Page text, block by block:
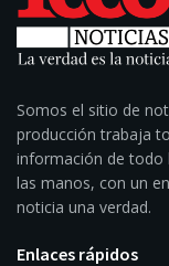
Somos el sitio de
producción trabaja
información de todo
las manos, con un
noticia una verdad.
Enlaces rápidos